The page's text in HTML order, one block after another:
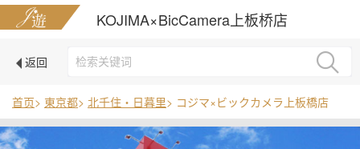
KOJIMA×BicCamera上板桥店
返回
首页> 東京都> 北千住・日暮里> コジマ×ビックカメラ上板橋店